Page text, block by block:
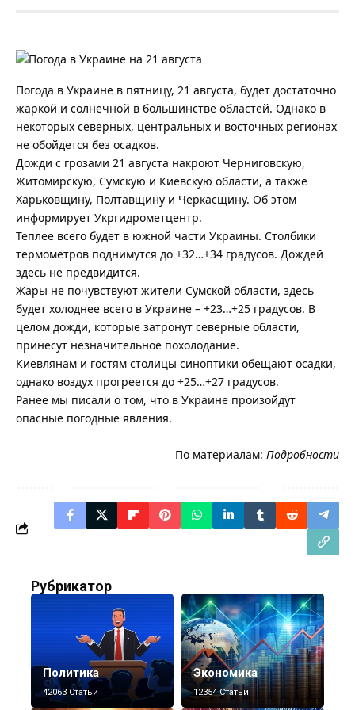
Погода в Украине в пятницу, 21 августа, будет достаточно
жаркой и солнечной в большинстве областей. Однако в
некоторых северных, центральных и восточных регионах
не обойдется без осадков.
Дожди с грозами 21 августа накроют Черниговскую,
Житомирскую, Сумскую и Киевскую области, а также
Харьковщину, Полтавщину и Черкасщину. Об этом
информирует Укргидрометцентр.
Теплее всего будет в южной части Украины. Столбики
термометров поднимутся до +32…+34 градусов. Дождей
здесь не предвидится.
Жары не почувствуют жители Сумской области, здесь
будет холоднее всего в Украине – +23…+25 градусов. В
целом дожди, которые затронут северные области,
принесут незначительное похолодание.
Киевлянам и гостям столицы синоптики обещают осадки,
однако воздух прогреется до +25…+27 градусов.
Ранее мы писали о том, что в Украине произойдут
опасные погодные явления.
По материалам: Подробности
Рубрикатор
Политика
42063 Статьи
Экономика
12354 Статьи